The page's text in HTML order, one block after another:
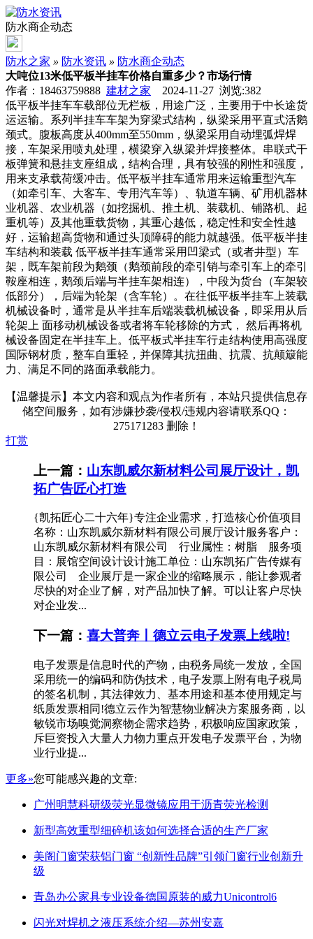
防水商企动态
防水之家 » 防水资讯 » 防水商企动态
大吨位13米低平板半挂车价格自重多少？市场行情
作者：18463759888 建材之家 2024-11-27 浏览:382
低平板半挂车车载部位无栏板，用途广泛，主要用于中长途货
运运输。系列半挂车车架为穿梁式结构，纵梁采用平直式活鹅
颈式。腹板高度从400mm至550mm，纵梁采用自动埋弧焊焊
接，车架采用喷丸处理，横梁穿入纵梁并焊接整体。串联式干
板弹簧和悬挂支座组成，结构合理，具有较强的刚性和强度，
用来支承载荷缓冲击。低平板半挂车通常用来运输重型汽车
（如牵引车、大客车、专用汽车等）、轨道车辆、矿用机器林
业机器、农业机器（如挖掘机、推土机、装载机、铺路机、起
重机等）及其他重载货物，其重心越低，稳定性和安全性越
好，运输超高货物和通过头顶障碍的能力就越强。低平板半挂
车结构和装载 低平板半挂车通常采用凹梁式（或者井型）车
架，既车架前段为鹅颈（鹅颈前段的牵引销与牵引车上的牵引
鞍座相连，鹅颈后端与半挂车架相连），中段为货台（车架较
低部分），后端为轮架（含车轮）。在往低平板半挂车上装载
机械设备时，通常是从半挂车后端装载机械设备，即采用从后
轮架上 面移动机械设备或者将车轮移除的方式， 然后再将机
械设备固定在半挂车上。低平板式半挂车行走结构使用高强度
国际钢材质，整车自重轻，并保障其抗扭曲、抗震、抗颠簸能
力、满足不同的路面承载能力。
【温馨提示】本文内容和观点为作者所有，本站只提供信息存
储空间服务，如有涉嫌抄袭/侵权/违规内容请联系QQ：
275171283 删除！
打赏
上一篇： 山东凯威尔新材料公司展厅设计，凯
拓广告匠心打造
{凯拓匠心二十六年}专注企业需求，打造核心价值项目
名称：山东凯威尔新材料有限公司展厅设计服务客户：
山东凯威尔新材料有限公司 行业属性：树脂 服务项
目：展馆空间设计设计施工单位：山东凯拓广告传媒有
限公司 企业展厅是一家企业的缩略展示，能让参观者
尽快的对企业了解，对产品加快了解。可以让客户尽快
对企业发...
下一篇： 喜大普奔丨德立云电子发票上线啦!
电子发票是信息时代的产物，由税务局统一发放，全国
采用统一的编码和防伪技术，电子发票上附有电子税局
的签名机制，其法律效力、基本用途和基本使用规定与
纸质发票相同!德立云作为智慧物业解决方案服务商，以
敏锐市场嗅觉洞察物企需求趋势，积极响应国家政策，
斥巨资投入大量人力物力重点开发电子发票平台，为物
业行业提...
更多»您可能感兴趣的文章:
广州明慧科研级荧光显微镜应用于沥青荧光检测
新型高效重型细碎机该如何选择合适的生产厂家
美阁门窗荣获铝门窗 “创新性品牌”引领门窗行业创新升
级
青岛办公家具专业设备德国原装的威力Unicontrol6
闪光对焊机之液压系统介绍—苏州安嘉